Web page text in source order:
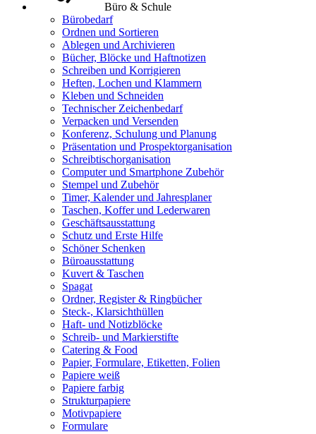
Büro & Schule
Bürobedarf
Ordnen und Sortieren
Ablegen und Archivieren
Bücher, Blöcke und Haftnotizen
Schreiben und Korrigieren
Heften, Lochen und Klammern
Kleben und Schneiden
Technischer Zeichenbedarf
Verpacken und Versenden
Konferenz, Schulung und Planung
Präsentation und Prospektorganisation
Schreibtischorganisation
Computer und Smartphone Zubehör
Stempel und Zubehör
Timer, Kalender und Jahresplaner
Taschen, Koffer und Lederwaren
Geschäftsausstattung
Schutz und Erste Hilfe
Schöner Schenken
Büroausstattung
Kuvert & Taschen
Spagat
Ordner, Register & Ringbücher
Steck-, Klarsichthüllen
Haft- und Notizblöcke
Schreib- und Markierstifte
Catering & Food
Papier, Formulare, Etiketten, Folien
Papiere weiß
Papiere farbig
Strukturpapiere
Motivpapiere
Formulare